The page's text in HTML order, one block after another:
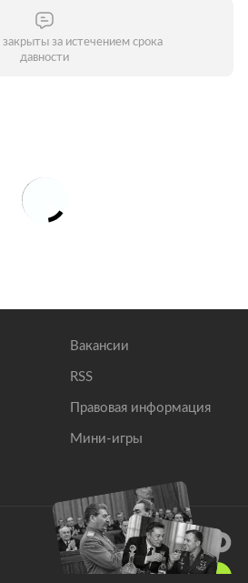
за истечением срока
давности
Вакансии
RSS
Правовая информация
Мини-игры